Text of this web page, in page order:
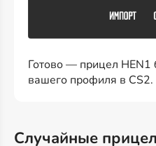
Готово — прицел HEN1
вашего профиля в CS2.
Случайные